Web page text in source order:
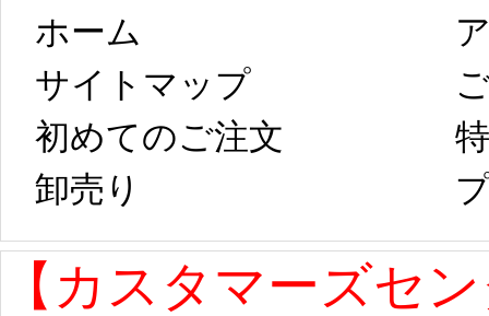
は、2月25日から
コスプレ制作、
発送予定となり
ます。 ...[more]
字半
第二
たし
ル期
ホーム
サイトマップ
初めてのご注文
卸売り
【カスタマーズセ